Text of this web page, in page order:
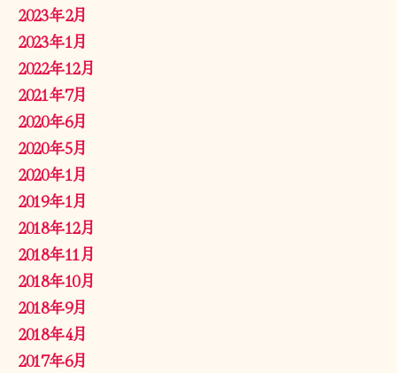
2023年2月
2023年1月
2022年12月
2021年7月
2020年6月
2020年5月
2020年1月
2019年1月
2018年12月
2018年11月
2018年10月
2018年9月
2018年4月
2017年6月